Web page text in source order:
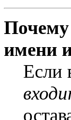
Почему
имени
Если